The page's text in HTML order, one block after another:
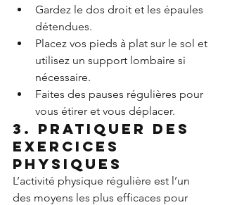
Gardez le dos droit et les épaules
détendues.
Placez vos pieds à plat sur le sol et
utilisez un support lombaire si
nécessaire.
Faites des pauses régulières pour
vous étirer et vous déplacer.
3. Pratiquer des
exercices
physiques
L’activité physique régulière est l’un
des moyens les plus efficaces pour